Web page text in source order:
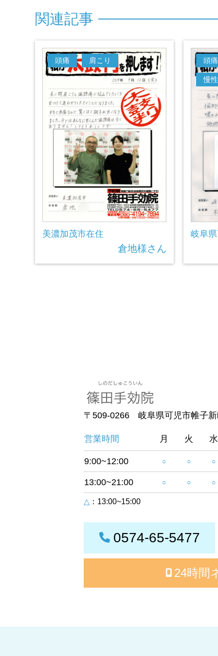
関連記事
頭痛 肩こり
美濃加茂市在住
倉地様さん
頭痛
慢
岐阜
〒509-0266 岐阜県可児市帷子
営業時間 月 火 水
9:00~12:00 ○ ○ ○
13:00~21:00 ○ ○ ○
△ ：13:00~15:00
0574-65-5477
24時間